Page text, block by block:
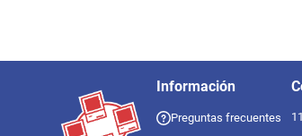
Información
Preguntas frecuentes